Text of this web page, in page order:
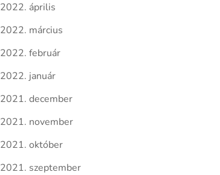
2022. április
2022. március
2022. február
2022. január
2021. december
2021. november
2021. október
2021. szeptember